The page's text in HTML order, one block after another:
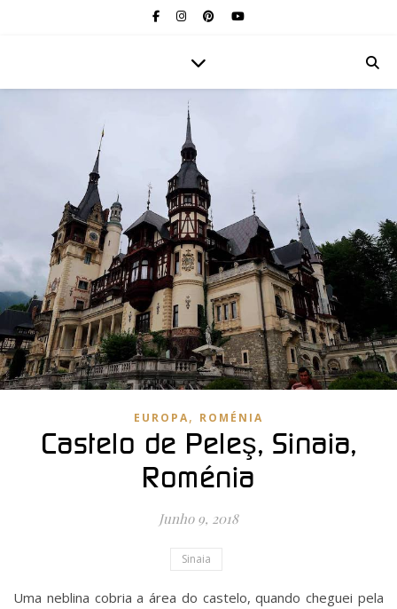
EUROPA, ROMÉNIA
Castelo de Peleş, Sinaia,
Roménia
Junho 9, 2018
Sinaia
Uma neblina cobria a área do castelo, quando cheguei pela